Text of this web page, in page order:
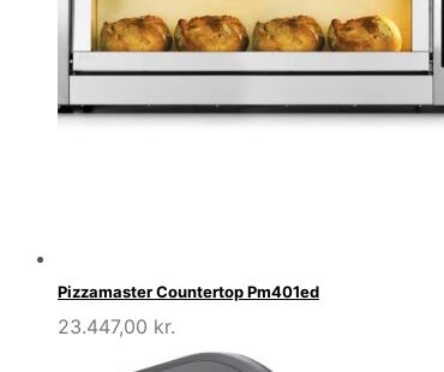
Pizzamaster Countertop Pm401ed
23.447,00 kr.